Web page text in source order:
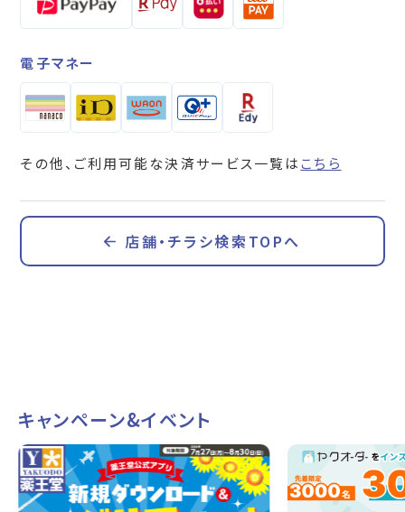
電子マネー
その他、ご利用可能な決済サービス一覧は こちら
店舗・チラシ検索TOPへ
キャンペーン&イベント